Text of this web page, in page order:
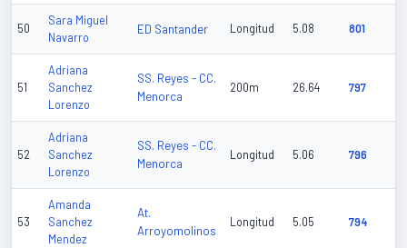
50
Sara Miguel
Navarro
ED Santander Longitud 5.08 801
51
Adriana
Sanchez
Lorenzo
SS. Reyes - CC.
Menorca
200m 26.64 797
52
Adriana
Sanchez
Lorenzo
SS. Reyes - CC.
Menorca
Longitud 5.06 796
53
Amanda
Sanchez
Mendez
At.
Arroyomolinos
Longitud 5.05 794